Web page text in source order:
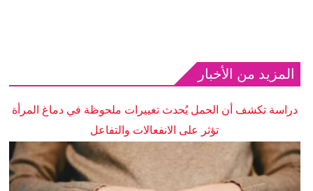
المزيد من الأخبار
دراسة تكشف أن الحمل يُحدث تغييرات ملحوظة في دماغ المرأة
تؤثر على الانفعالات والتفاعل